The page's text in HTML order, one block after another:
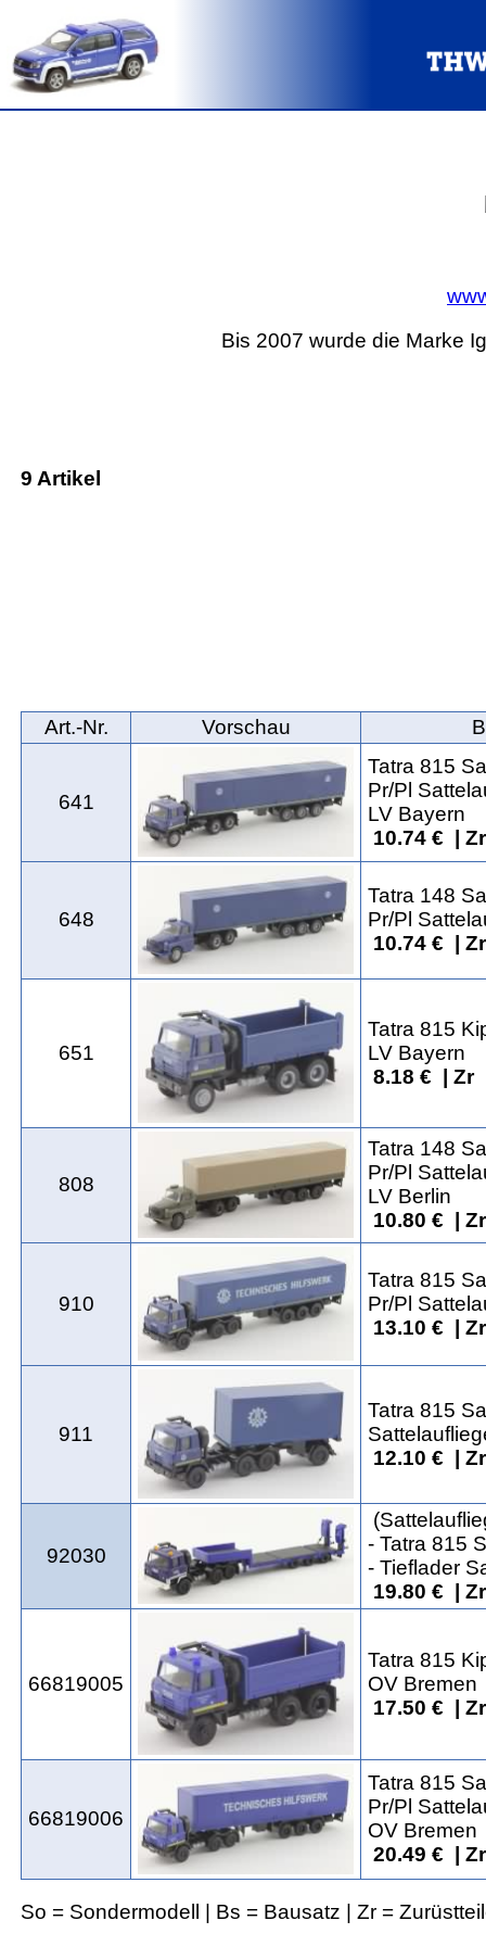
Bis 2007 wurde die Marke
9 Artikel
Art.‑Nr. Vorschau
641
Tatra 815
Pr/Pl
LV Bayern
10.74 € |
648
Tatra 148
Pr/Pl
10.74 € |
651
Tatra 815
LV Bayern
8.18 € | Zr
808
Tatra 148
Pr/Pl
LV Berlin
10.80 € |
910
Tatra 815
Pr/Pl
13.10 € |
911
Tatra 815
12.10 € |
92030
- Tatra 815
- Tieflader
19.80 € |
66819005
Tatra 815
OV Bremen
17.50 € |
66819006
Tatra 815
Pr/Pl
OV Bremen
20.49 € |
So = Sondermodell | Bs = Bausatz | Zr =